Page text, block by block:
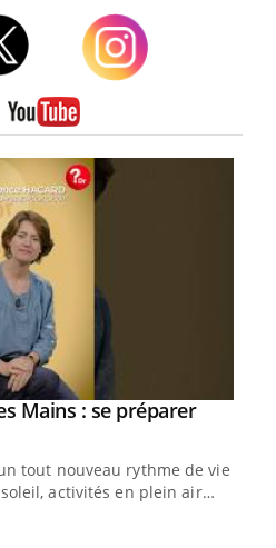
Mains : se préparer
tout nouveau rythme de vie !
activités en plein air…